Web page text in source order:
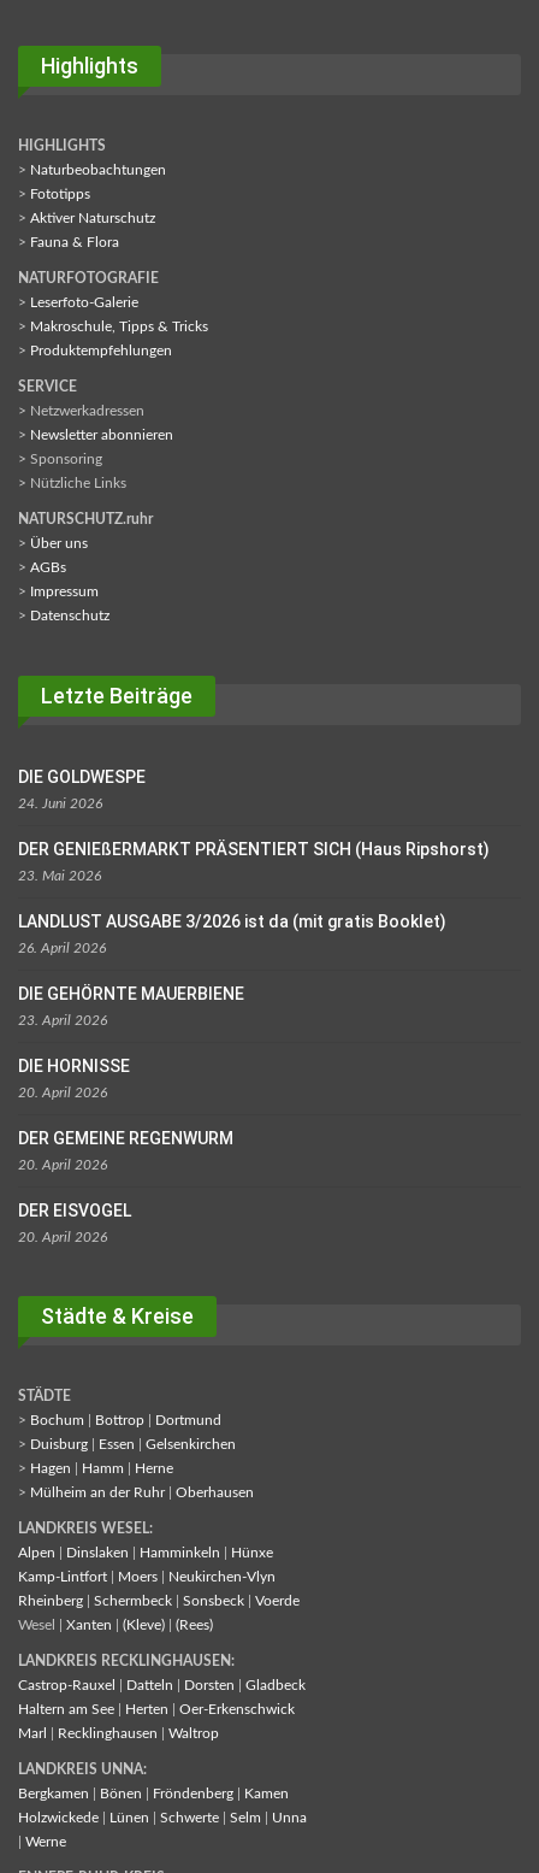
Highlights
HIGHLIGHTS
> Naturbeobachtungen
> Fototipps
> Aktiver Naturschutz
> Fauna & Flora
NATURFOTOGRAFIE
> Leserfoto-Galerie
> Makroschule, Tipps & Tricks
> Produktempfehlungen
SERVICE
> Netzwerkadressen
> Newsletter abonnieren
> Sponsoring
> Nützliche Links
NATURSCHUTZ.ruhr
> Über uns
> AGBs
> Impressum
> Datenschutz
Letzte Beiträge
DIE GOLDWESPE
24. Juni 2026
DER GENIEßERMARKT PRÄSENTIERT SICH (Haus Ripshorst)
23. Mai 2026
LANDLUST AUSGABE 3/2026 ist da (mit gratis Booklet)
26. April 2026
DIE GEHÖRNTE MAUERBIENE
23. April 2026
DIE HORNISSE
20. April 2026
DER GEMEINE REGENWURM
20. April 2026
DER EISVOGEL
20. April 2026
Städte & Kreise
STÄDTE
> Bochum Bottrop
Dortmund
> Duisburg Essen
Gelsenkirchen
> Hagen Hamm
Herne
> Mülheim an der Ruhr| Oberhausen
LANDKREIS WESEL:
Alpen
Dinslaken Hamminkeln
Hünxe
Kamp-Lintfort
Moers
Neukirchen-Vlyn
Rheinberg
Schermbeck Sonsbeck
Voerde
Wesel | Xanten (Kleve) (Rees)
LANDKREIS RECKLINGHAUSEN:
Castrop-Rauxel
Datteln Dorsten
Gladbeck
Haltern am See
Herten
Oer-Erkenschwick
Marl
Recklinghausen Waltrop
LANDKREIS UNNA:
Bergkamen
Bönen Fröndenberg
Kamen
Holzwickede
Lünen Schwerte Selm
Unna
Werne